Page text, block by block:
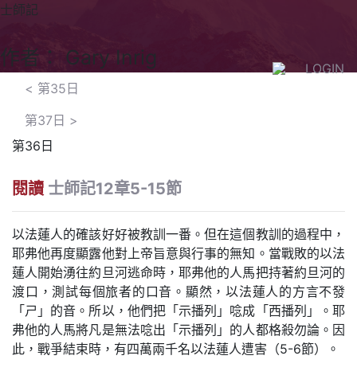
LOGIN
士師記
作者： Gary Inrig
< 第35日
第37日 >
第36日
閱讀 士師記12章5-15節
以法蓮人的確該好好被教訓一番。但在這個教訓的過程中，
耶弗他再度顯露他對上帝旨意與行事的無知。當戰敗的以法
蓮人開始湧往約旦河逃命時，耶弗他的人馬把持著約旦河的
渡口，測試每個旅者的口音。顯然，以法蓮人的方言不發
「ㄕ」的音。所以，他們把「示播列」唸成「西播列」。耶
弗他的人馬將凡是無法唸出「示播列」的人都格殺勿論。因
此，戰爭結束時，有四萬兩千名以法蓮人遭害（5-6節）。